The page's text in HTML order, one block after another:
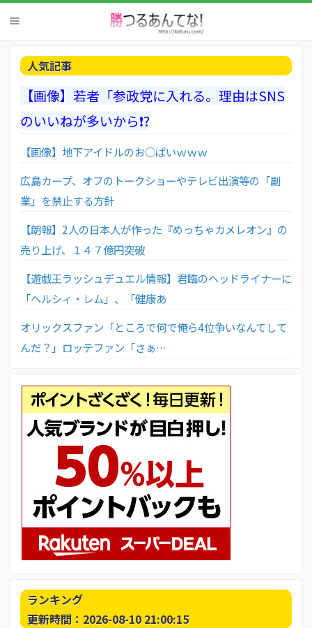
人気記事
【画像】若者「参政党に入れる。理由はSNS
のいいねが多いから❗?
【画像】地下アイドルのお○ぱいｗｗｗ
広島カープ、オフのトークショーやテレビ出演等の「副
業」を禁止する方針
【朗報】2人の日本人が作った『めっちゃカメレオン』の
売り上げ、１４７億円突破
【遊戯王ラッシュデュエル情報】君臨のヘッドライナーに
「ヘルシィ・レム」、「健康あ
オリックスファン「ところで何で俺ら4位争いなんてして
んだ？」ロッテファン「さぁ…
ランキング
更新時間：2026-08-10 21:00:15